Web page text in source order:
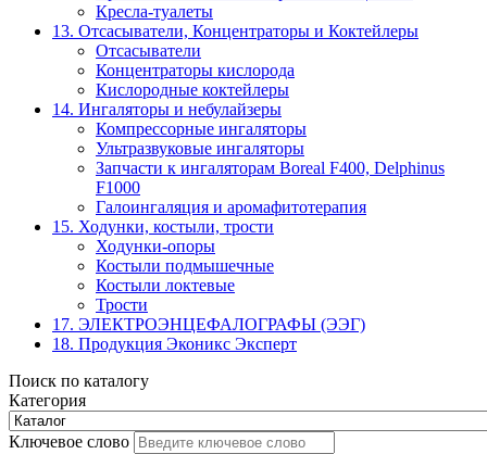
Кресла-туалеты
13. Отсасыватели, Концентраторы и Коктейлеры
Отсасыватели
Концентраторы кислорода
Кислородные коктейлеры
14. Ингаляторы и небулайзеры
Компрессорные ингаляторы
Ультразвуковые ингаляторы
Запчасти к ингаляторам Boreal F400, Delphinus
F1000
Галоингаляция и аромафитотерапия
15. Ходунки, костыли, трости
Ходунки-опоры
Костыли подмышечные
Костыли локтевые
Трости
17. ЭЛЕКТРО­ЭНЦЕФАЛОГРАФЫ (ЭЭГ)
18. Продукция Эконикс Эксперт
Поиск по каталогу
Категория
Ключевое слово